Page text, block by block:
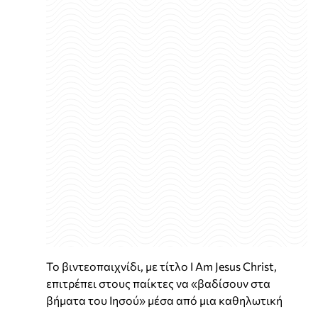
Το βιντεοπαιχνίδι, με τίτλο I Am Jesus Christ,
επιτρέπει στους παίκτες να «βαδίσουν στα
βήματα του Ιησού» μέσα από μια καθηλωτική